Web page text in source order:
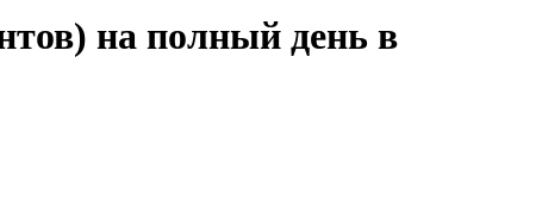
на полный день в